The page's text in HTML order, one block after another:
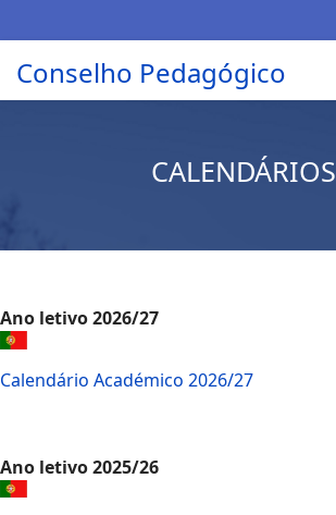
Conselho Pedagógico
CALENDÁRIOS
Ano letivo 2026/27
Calendário Académico 2026/27
Ano letivo 2025/26